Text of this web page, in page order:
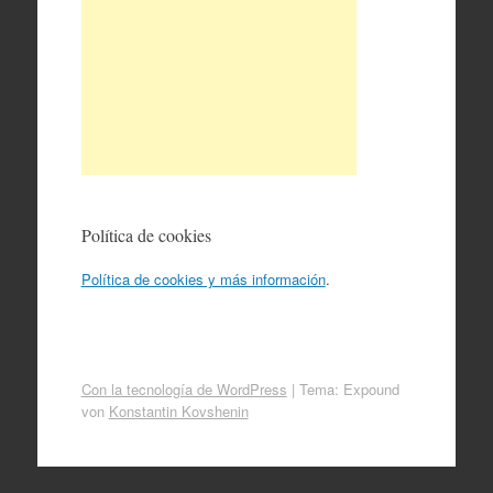
Política de cookies
Política de cookies y más información.
Con la tecnología de WordPress | Tema: Expound
von Konstantin Kovshenin